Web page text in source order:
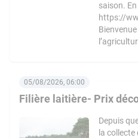
saison.
https://
Filière laitière- Prix
05/08/2026, 06:00
Depuis
la